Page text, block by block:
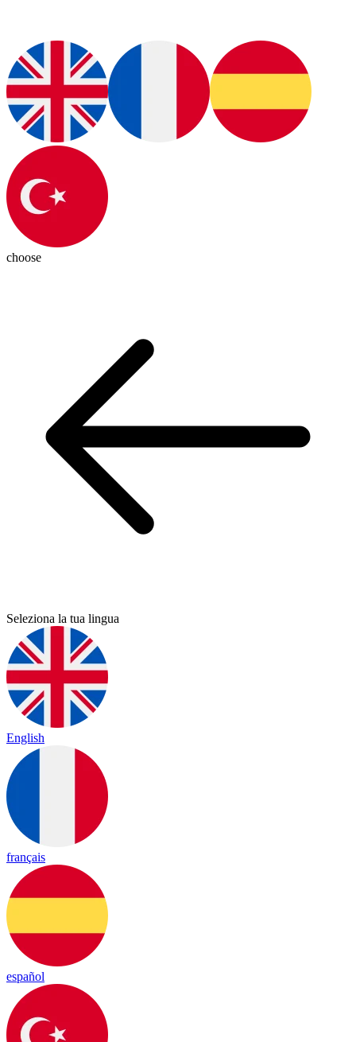
choose
Seleziona la tua lingua
English
français
español